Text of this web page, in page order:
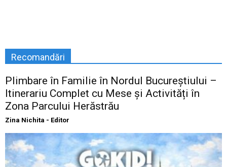
Recomandări
Plimbare în Familie în Nordul Bucureștiului –
Itinerariu Complet cu Mese și Activități în
Zona Parcului Herăstrău
Zina Nichita - Editor